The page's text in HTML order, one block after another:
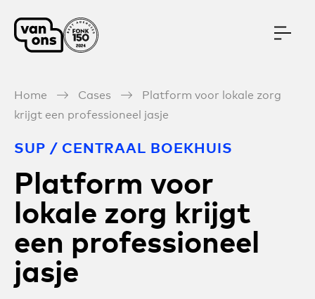
Home Cases
Platform voor lokale zorg
krijgt een professioneel jasje
SUP / CENTRAAL BOEKHUIS
Platform voor
lokale zorg krijgt
een professioneel
jasje